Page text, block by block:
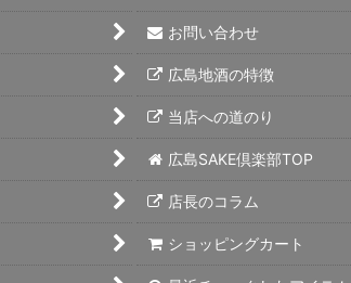
お問い合わせ
広島地酒の特徴
当店への道のり
広島SAKE倶楽部TOP
店長のコラム
ショッピングカート